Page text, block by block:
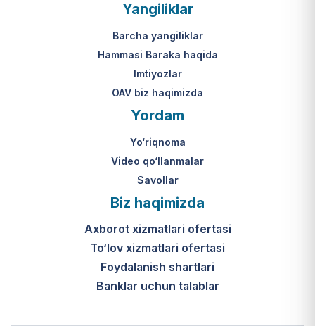
Yangiliklar
Barcha yangiliklar
Hammasi Baraka haqida
Imtiyozlar
OAV biz haqimizda
Yordam
Yo‘riqnoma
Video qo‘llanmalar
Savollar
Biz haqimizda
Axborot xizmatlari ofertasi
To‘lov xizmatlari ofertasi
Foydalanish shartlari
Banklar uchun talablar